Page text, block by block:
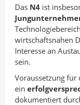
Das N4 ist
wirtschaftsnahen
Interesse an
sein.
Voraussetzung für
ein
dokumentiert